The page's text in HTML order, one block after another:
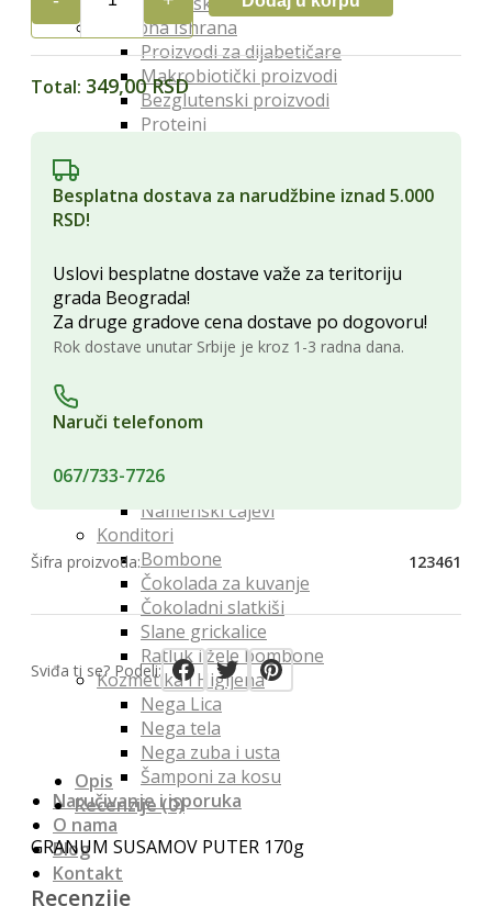
Posebna Ishrana
Proizvodi za dijabetičare
Makrobiotički proizvodi
Bezglutenski proizvodi
Proteini
Etarska ulja
Lekovita ulja i sirća
Lekovite gljive
Melemi i oblozi
Superhrana
Vina
Kafa i zamena za kafu
Namenski čajevi
Konditori
Bombone
Čokolada za kuvanje
Čokoladni slatkiši
Slane grickalice
Ratluk i žele bombone
Kozmetika i Higijena
Nega Lica
Nega tela
Nega zuba i usta
Šamponi za kosu
Naručivanje i isporuka
O nama
Blog
Kontakt
GRANUM
SUSAMOV
PUTER
170g
Total: 349,00 RSD
Besplatna dostava za narudžbine iznad 5.000
RSD!
Uslovi besplatne dostave važe za teritoriju
grada Beograda!
Za druge gradove cena dostave po dogovoru!
Rok dostave unutar Srbije je kroz 1-3 radna dana.
Naruči telefonom
067/733-7726
Šifra proizvoda: 123461
Sviđa ti se? Podeli:
Opis
Recenzije (0)
GRANUM SUSAMOV PUTER 170g
Recenzije